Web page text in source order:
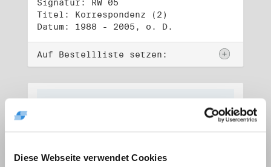
Diese Webseite verwendet Cookies
Signatur: RW 05
Titel: Korrespondenz (2)
Datum: 1988 - 2005, o. D.
Auf Bestellliste setzen: